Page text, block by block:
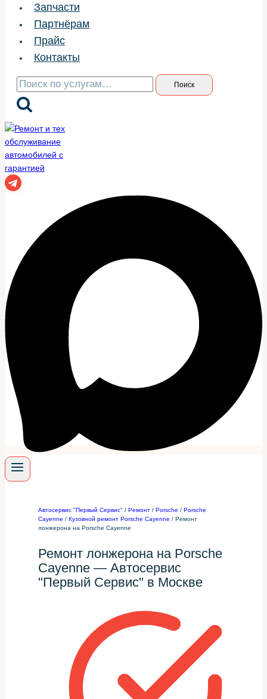
Запчасти
Партнёрам
Прайс
Контакты
Искать: Поиск
Автосервис "Первый Сервис" / Ремонт / Porsche / Porsche
Cayenne / Кузовной ремонт Porsche Cayenne / Ремонт
лонжерона на Porsche Cayenne
Ремонт лонжерона на Porsche
Cayenne — Автосервис
"Первый Сервис" в Москве